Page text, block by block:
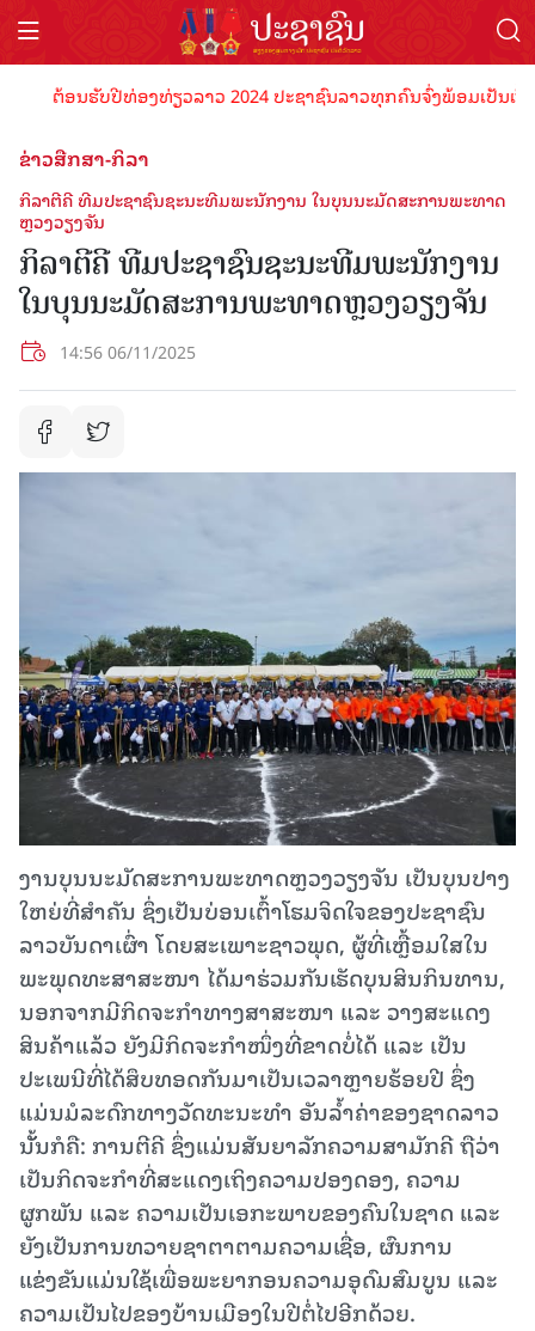
ຕ້ອນຮັບປີທ່ອງທ່ຽວລາວ 2024 ປະຊາຊົນລາວທຸກຄົນຈົ່ງພ້ອມເປັນເຈົ້າ
ຂ່າວສືກສາ-ກິລາ
ກິລາຕີຄີ ທີມປະຊາຊົນຊະນະທີມພະນັກງານ ໃນບຸນນະມັດສະການພະທາດ
ຫຼວງວຽງຈັນ
ກິລາຕີຄີ ທີມປະຊາຊົນຊະນະທີມພະນັກງານ
ໃນບຸນນະມັດສະການພະທາດຫຼວງວຽງຈັນ
14:56 06/11/2025
ງານບຸນນະມັດສະການພະທາດຫຼວງວຽງຈັນ ເປັນບຸນປາງ
ໃຫຍ່ທີ່ສຳຄັນ ຊຶ່ງເປັນບ່ອນເຕົ້າໂຮມຈິດໃຈຂອງປະຊາຊົນ
ລາວບັນດາເຜົ່າ ໂດຍສະເພາະຊາວພຸດ, ຜູ້ທີ່ເຫຼື້ອມໃສໃນ
ພະພຸດທະສາສະໜາ ໄດ້ມາຮ່ວມກັນເຮັດບຸນສິນກິນທານ,
ນອກຈາກມີກິດຈະກໍາທາງສາສະໜາ ແລະ ວາງສະແດງ
ສິນຄ້າແລ້ວ ຍັງມີກິດຈະກຳໜຶ່ງທີ່ຂາດບໍ່ໄດ້ ແລະ ເປັນ
ປະເພນີທີ່ໄດ້ສຶບທອດກັນມາເປັນເວລາຫຼາຍຮ້ອຍປີ ຊຶ່ງ
ແມ່ນມໍລະດົກທາງວັດທະນະທໍາ ອັນລໍ້າຄ່າຂອງຊາດລາວ
ນັັ້ນກໍຄື: ການຕີຄີ ຊຶ່ງແມ່ນສັນຍາລັກຄວາມສາມັກຄີ ຖືວ່າ
ເປັນກິດຈະກໍາທີ່ສະແດງເຖິງຄວາມປອງດອງ, ຄວາມ
ຜູກພັນ ແລະ ຄວາມເປັນເອກະພາບຂອງຄົນໃນຊາດ ແລະ
ຍັງເປັນການທວາຍຊາຕາຕາມຄວາມເຊື່ອ, ຜົນການ
ແຂ່ງຂັນແມ່ນໃຊ້ເພື່ອພະຍາກອນຄວາມອຸດົມສົມບູນ ແລະ
ຄວາມເປັນໄປຂອງບ້ານເມືອງໃນປີຕໍ່ໄປອີກດ້ວຍ.